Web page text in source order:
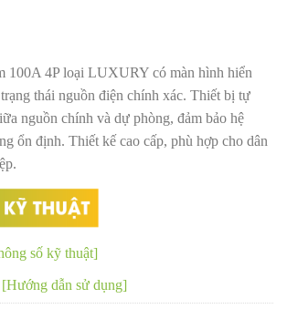
100A 4P loại LUXURY có màn hình hiển
thái nguồn điện chính xác. Thiết bị tự
nguồn chính và dự phòng, đảm bảo hệ
ổn định. Thiết kế cao cấp, phù hợp cho dân
số kỹ thuật]
dẫn sử dụng]